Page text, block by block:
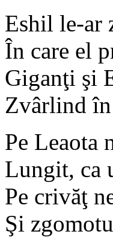
Eshil le-ar
În care el
Giganţi şi
Zvârlind
Pe Leaota
Lungit, ca
Pe crivăţ
Şi